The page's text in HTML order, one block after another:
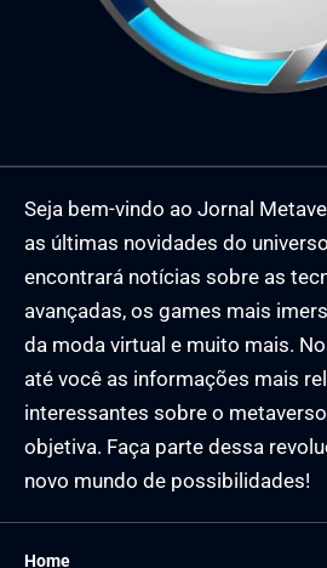
Seja bem-vindo ao Jornal
as últimas novidades do
encontrará notícias sobre as
avançadas, os games mais
da moda virtual e muito mais.
até você as informações mais
interessantes sobre o
objetiva. Faça parte dessa
novo mundo de possibilidades!
Home